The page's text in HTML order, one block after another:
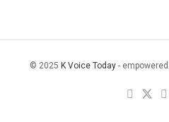
© 2025 K Voice Today- empowered